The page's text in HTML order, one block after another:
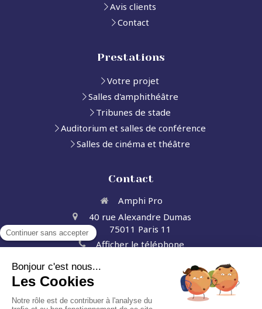
Avis clients
Contact
Prestations
Votre projet
Salles d'amphithéâtre
Tribunes de stade
Auditorium et salles de conférence
Salles de cinéma et théâtre
Contact
Amphi Pro
40 rue Alexandre Dumas
75011 Paris 11
Afficher le téléphone